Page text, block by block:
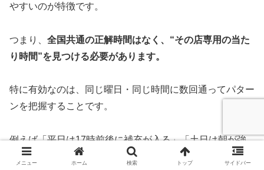
やすいのが特徴です。
つまり、 全国共通の正解時間はなく、“その店専用の当た
り時間”を見つける必要があります。
特に有効なのは、同じ曜日・同じ時間に数回通ってパター
ンを把握することです。
例えば「平日は17時前後に補充が入る」「土日は朝が強
い」など、曜日による変化も見えてきます。
メニュー ホーム 検索 トップ サイドバー